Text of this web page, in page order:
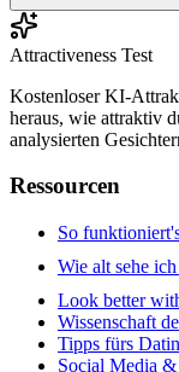
Attractiveness Test
Kostenloser KI-
heraus, wie attraktiv
analysierten
Ressourcen
So
Wie alt sehe ich
Look better
Wissenschaft
Tipps fürs
Social Media